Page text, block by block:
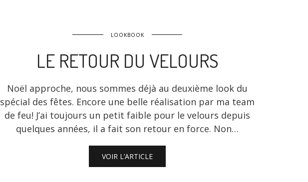
LOOKBOOK
LE RETOUR DU VELOURS
Noël approche, nous sommes déjà au deuxième look du
spécial des fêtes. Encore une belle réalisation par ma team
de feu! J’ai toujours un petit faible pour le velours depuis
quelques années, il a fait son retour en force. Non…
VOIR L’ARTICLE